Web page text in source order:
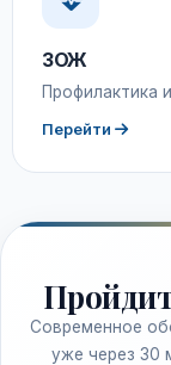
ЗОЖ
Профилактика
Перейти
Современное
уже через 30